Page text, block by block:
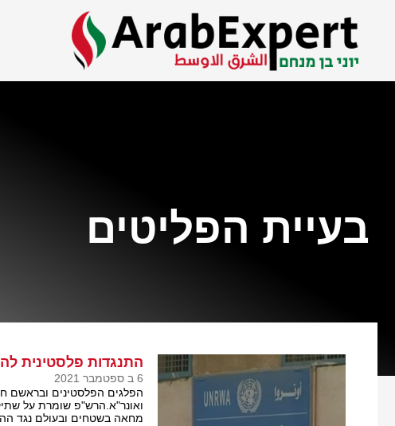
בעיית הפליטים
התנגדות פלסטינית
6 ב ספטמבר 2021
הפלגים הפלסטינים ובראשם
ואונר"א.הרש"פ שומרת על
מחאה בשטחים ובעולם נגד